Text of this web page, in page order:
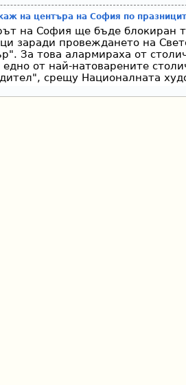
на центъра на София по
на София ще бъде блокиран
заради провеждането на
За това алармираха от
от най-натоварените
срещу Националната